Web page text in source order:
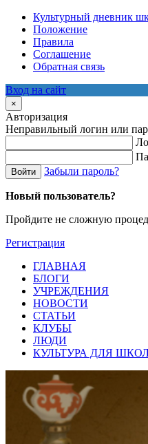
Культурный дневник
Положение
Правила
Соглашение
Обратная связь
Вход на сайт
×
Авторизация
Неправильный логин или
Войти Забыли пароль?
Новый пользователь?
Пройдите не сложную
Регистрация
ГЛАВНАЯ
БЛОГИ
УЧРЕЖДЕНИЯ
НОВОСТИ
СТАТЬИ
КЛУБЫ
ЛЮДИ
КУЛЬТУРА ДЛЯ